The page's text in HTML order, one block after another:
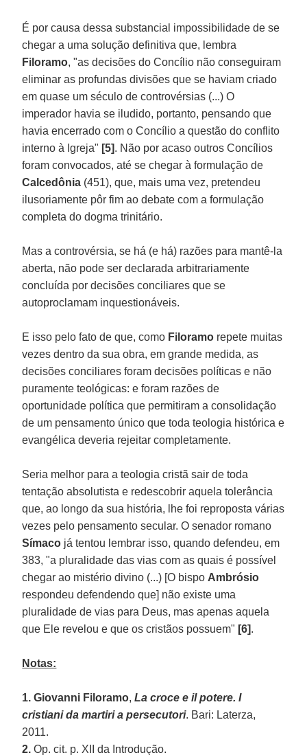
É por causa dessa substancial impossibilidade de se
chegar a uma solução definitiva que, lembra
Filoramo, "as decisões do Concílio não conseguiram
eliminar as profundas divisões que se haviam criado
em quase um século de controvérsias (...) O
imperador havia se iludido, portanto, pensando que
havia encerrado com o Concílio a questão do conflito
interno à Igreja" [5]. Não por acaso outros Concílios
foram convocados, até se chegar à formulação de
Calcedônia (451), que, mais uma vez, pretendeu
ilusoriamente pôr fim ao debate com a formulação
completa do dogma trinitário.
Mas a controvérsia, se há (e há) razões para mantê-la
aberta, não pode ser declarada arbitrariamente
concluída por decisões conciliares que se
autoproclamam inquestionáveis.
E isso pelo fato de que, como Filoramo repete muitas
vezes dentro da sua obra, em grande medida, as
decisões conciliares foram decisões políticas e não
puramente teológicas: e foram razões de
oportunidade política que permitiram a consolidação
de um pensamento único que toda teologia histórica e
evangélica deveria rejeitar completamente.
Seria melhor para a teologia cristã sair de toda
tentação absolutista e redescobrir aquela tolerância
que, ao longo da sua história, lhe foi reproposta várias
vezes pelo pensamento secular. O senador romano
Símaco já tentou lembrar isso, quando defendeu, em
383, "a pluralidade das vias com as quais é possível
chegar ao mistério divino (...) [O bispo Ambrósio
respondeu defendendo que] não existe uma
pluralidade de vias para Deus, mas apenas aquela
que Ele revelou e que os cristãos possuem" [6].
Notas:
1. Giovanni Filoramo,La croce e il potere. I
cristiani da martiri a persecutori. Bari: Laterza,
2011.
2.Op. cit. p. XII da Introdução.